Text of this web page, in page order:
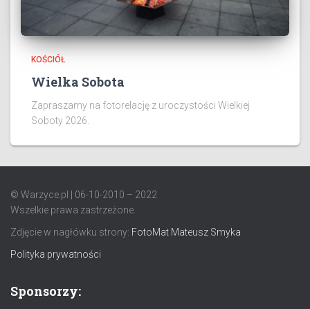
KOŚCIÓŁ
Wielka Sobota
Zapraszamy na fotorelację z uroczystości Wielkiej
Soboty 2026.
© Warzyce.pl | 06-10-2010 – 2022
Wszelkie prawa zastrzeżone.
Zdjęcie w nagłówku strony: FotoMat Mateusz Smyka
Polityka prywatności
Sponsorzy: